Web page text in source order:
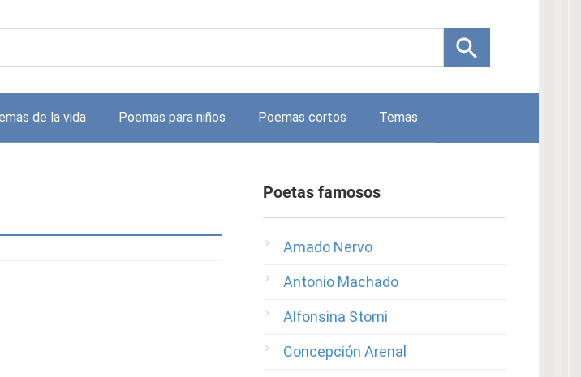
de la vida Poemas para niños Poemas cortos Temas
Poetas famosos
Amado Nervo
Antonio Machado
Alfonsina Storni
Concepción Arenal